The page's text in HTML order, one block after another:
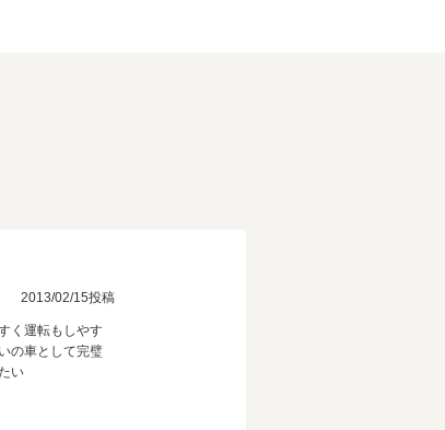
2013/02/15投稿
く運転もしやす
の車として完璧
い